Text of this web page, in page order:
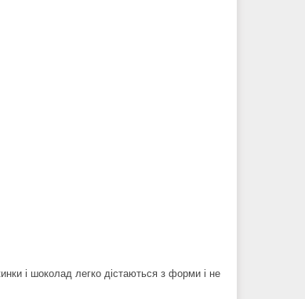
і шоколад легко дістаються з форми і не